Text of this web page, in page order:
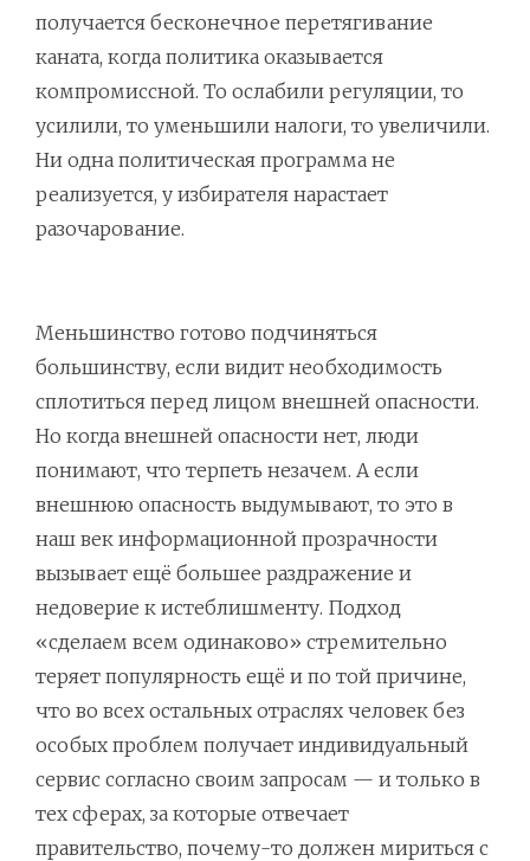
получается бесконечное перетягивание
каната, когда политика оказывается
компромиссной. То ослабили регуляции, то
усилили, то уменьшили налоги, то увеличили.
Ни одна политическая программа не
реализуется, у избирателя нарастает
разочарование.
Меньшинство готово подчиняться
большинству, если видит необходимость
сплотиться перед лицом внешней опасности.
Но когда внешней опасности нет, люди
понимают, что терпеть незачем. А если
внешнюю опасность выдумывают, то это в
наш век информационной прозрачности
вызывает ещё большее раздражение и
недоверие к истеблишменту. Подход
«сделаем всем одинаково» стремительно
теряет популярность ещё и по той причине,
что во всех остальных отраслях человек без
особых проблем получает индивидуальный
сервис согласно своим запросам — и только в
тех сферах, за которые отвечает
правительство, почему-то должен мириться с